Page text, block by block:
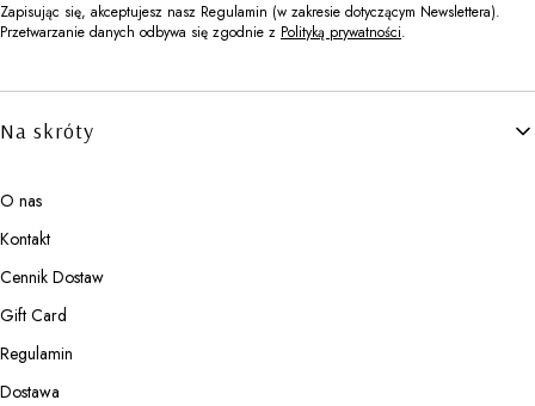
Zapisując się, akceptujesz nasz Regulamin (w zakresie dotyczącym Newslettera).
Przetwarzanie danych odbywa się zgodnie z Polityką prywatności.
Linki w stopce
Na skróty
O nas
Kontakt
Cennik Dostaw
Gift Card
Regulamin
Dostawa